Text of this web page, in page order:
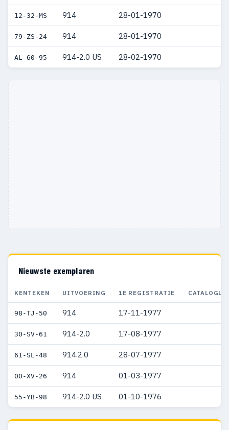
12-32-MS 914 28-01-1970
79-ZS-24 914 28-01-1970
AL-60-95 914-2.0 US 28-02-1970
Nieuwste exemplaren
KENTEKEN UITVOERING 1E REGISTRATIE
98-TJ-50 914 17-11-1977
30-SV-61 914-2.0 17-08-1977
61-SL-48 914.2.0 28-07-1977
00-XV-26 914 01-03-1977
55-YB-98 914-2.0 US 01-10-1976